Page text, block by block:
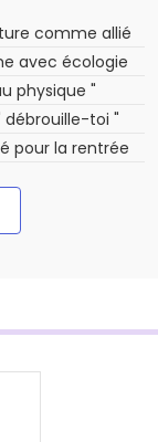
comme allié
avec écologie
physique "
débrouille-toi "
pour la rentrée